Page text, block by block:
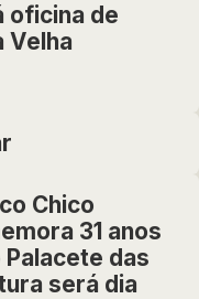
oficina de
Velha
Chico
31 anos
das
será dia